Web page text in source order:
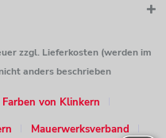
zzgl. Lieferkosten (werden im
anders beschrieben
Farben von Klinkern
Mauerwerksverband